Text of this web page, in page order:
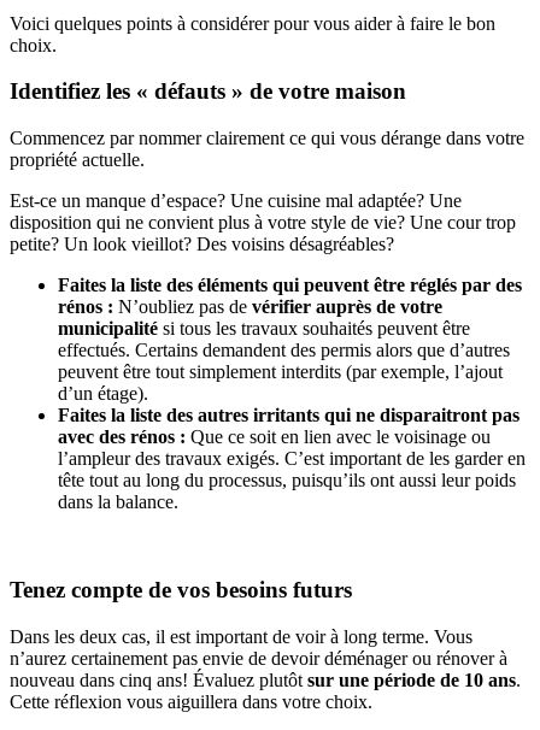
Voici quelques points à considérer pour vous aider à faire le bon
choix.
Identifiez les « défauts » de votre maison
Commencez par nommer clairement ce qui vous dérange dans votre
propriété actuelle.
Est-ce un manque d’espace? Une cuisine mal adaptée? Une
disposition qui ne convient plus à votre style de vie? Une cour trop
petite? Un look vieillot? Des voisins désagréables?
Faites la liste des éléments qui peuvent être réglés par des
rénos : N’oubliez pas de vérifier auprès de votre
municipalité si tous les travaux souhaités peuvent être
effectués. Certains demandent des permis alors que d’autres
peuvent être tout simplement interdits (par exemple, l’ajout
d’un étage).
Faites la liste des autres irritants qui ne disparaitront pas
avec des rénos : Que ce soit en lien avec le voisinage ou
l’ampleur des travaux exigés. C’est important de les garder en
tête tout au long du processus, puisqu’ils ont aussi leur poids
dans la balance.
Tenez compte de vos besoins futurs
Dans les deux cas, il est important de voir à long terme. Vous
n’aurez certainement pas envie de devoir déménager ou rénover à
nouveau dans cinq ans! Évaluez plutôt sur une période de 10 ans.
Cette réflexion vous aiguillera dans votre choix.